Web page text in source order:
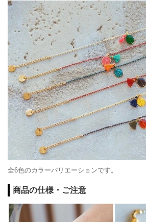
全6色のカラーバリエーションです。
商品の仕様・ご注意